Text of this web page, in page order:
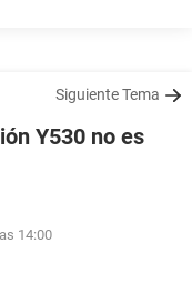
Siguiente Tema
Y530 no es
14:00